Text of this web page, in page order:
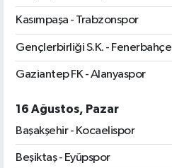
Kasımpaşa - Trabzonspor
Gençlerbirliği S.K. - Fenerbahçe
Gaziantep FK - Alanyaspor
16 Ağustos, Pazar
Başakşehir - Kocaelispor
Beşiktaş - Eyüpspor